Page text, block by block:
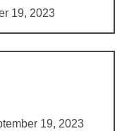
19, 2023
19, 2023